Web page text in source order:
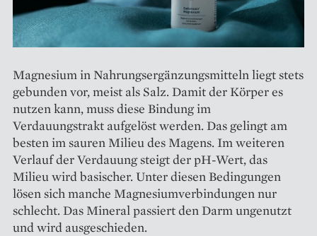
Magnesium in Nahrungsergänzungsmitteln liegt stets
gebunden vor, meist als Salz. Damit der Körper es
nutzen kann, muss diese Bindung im
Verdauungstrakt aufgelöst werden. Das gelingt am
besten im sauren Milieu des Magens. Im weiteren
Verlauf der Verdauung steigt der pH-Wert, das
Milieu wird basischer. Unter diesen Bedingungen
lösen sich manche Magnesiumverbindungen nur
schlecht. Das Mineral passiert den Darm ungenutzt
und wird ausgeschieden.